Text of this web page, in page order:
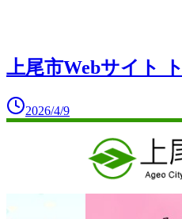
上尾市Webサイト
2026/4/9